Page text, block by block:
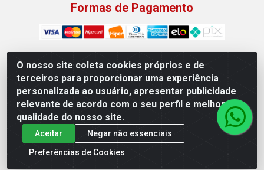
O nosso site coleta cookies próprios e de
terceiros para proporcionar uma experiência
personalizada ao usuário, apresentar publicidade
relevante de acordo com o seu perfil e melhorar a
qualidade do nosso site.
Aceitar
Negar não essenciais
Preferências de Cookies
Formas de Pagamento
Machado Carnes Distribuidora de Alimentos LTDA -
Logradouro: Avenida Candido Aleixo, 148 - Centro - Oeiras/PI
- CEP 64.500-000 - 31.391.008/0001-50